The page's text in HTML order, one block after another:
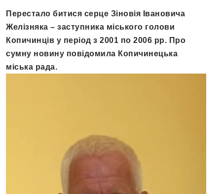
Перестало битися серце Зіновія Івановича
Желізняка – заступника міського голови
Копичинців у період з 2001 по 2006 рр. Про
сумну новину повідомила Копичинецька
міська рада.